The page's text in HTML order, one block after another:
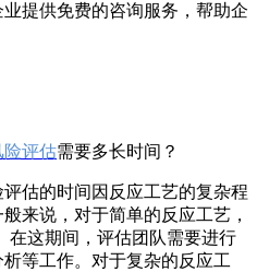
提供免费的咨询服务，帮助企
险评估需要多长时间？
估的时间因反应工艺的复杂程
来说，对于简单的反应工艺，
在这期间，评估团队需要进行
等工作。对于复杂的反应工